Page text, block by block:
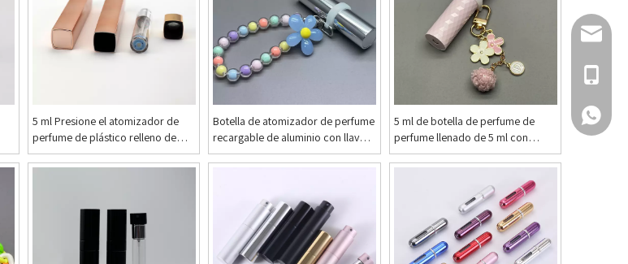
5 ml Presione el atomizador de
perfume de plástico relleno de
fondo cuadrado
Botella de atomizador de perfume
recargable de aluminio con llaves
con llaves
5 ml de botella de perfume de
perfume llenado de 5 ml con
llavero
¡Hola!